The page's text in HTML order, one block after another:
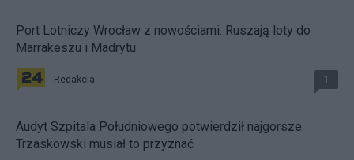
Port Lotniczy Wrocław z nowościami. Ruszają loty do
Marrakeszu i Madrytu
Redakcja 1
Audyt Szpitala Południowego potwierdził najgorsze.
Trzaskowski musiał to przyznać